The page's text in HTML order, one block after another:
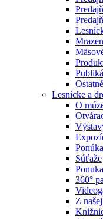
Ostatné
Lesnícke a
O
Súťaže
360°
Z